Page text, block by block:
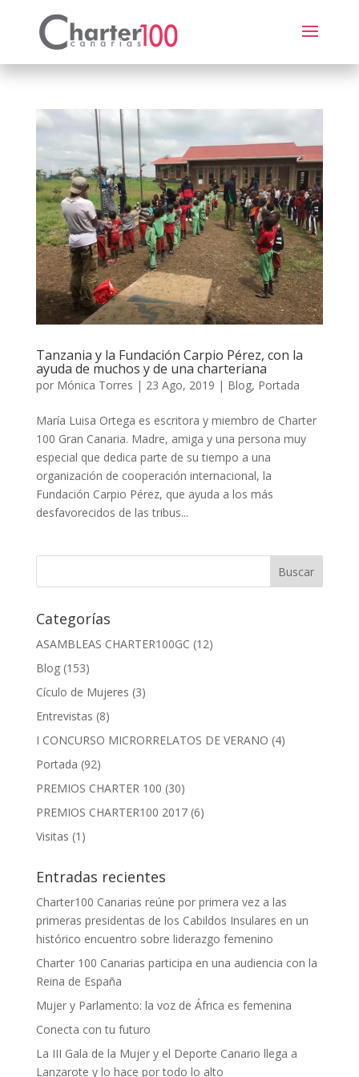
Tanzania y la Fundación Carpio Pérez, con la
ayuda de muchos y de una charteriana
por Mónica Torres | 23 Ago, 2019 | Blog, Portada
María Luisa Ortega es escritora y miembro de Charter
100 Gran Canaria. Madre, amiga y una persona muy
especial que dedica parte de su tiempo a una
organización de cooperación internacional, la
Fundación Carpio Pérez, que ayuda a los más
desfavorecidos de las tribus...
Categorías
ASAMBLEAS CHARTER100GC (12)
Blog(153)
Cículo de Mujeres (3)
Entrevistas (8)
I CONCURSO MICRORRELATOS DE VERANO (4)
Portada (92)
PREMIOS CHARTER 100 (30)
PREMIOS CHARTER100 2017(6)
Visitas (1)
Entradas recientes
Charter100 Canarias reúne por primera vez a las
primeras presidentas de los Cabildos Insulares en un
histórico encuentro sobre liderazgo femenino
Charter 100 Canarias participa en una audiencia con la
Reina de España
Mujer y Parlamento: la voz de África es femenina
Conecta con tu futuro
La III Gala de la Mujer y el Deporte Canario llega a
Lanzarote y lo hace por todo lo alto